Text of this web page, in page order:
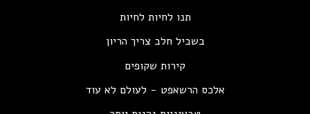
תנו לחיות לחיות
בשביל חלב צריך הריון
קירות שקופים
אלכס הרשאפט - לעולם לא עוד